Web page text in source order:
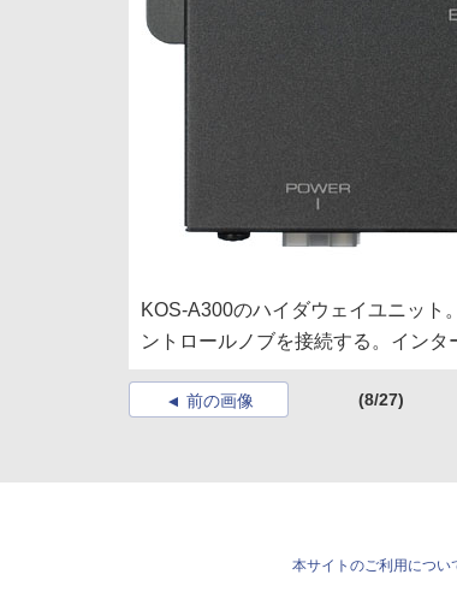
KOS-A300のハイダウェイユニット
ントロールノブを接続する。イン
前の画像 (8/27)
本サイトのご利用につい